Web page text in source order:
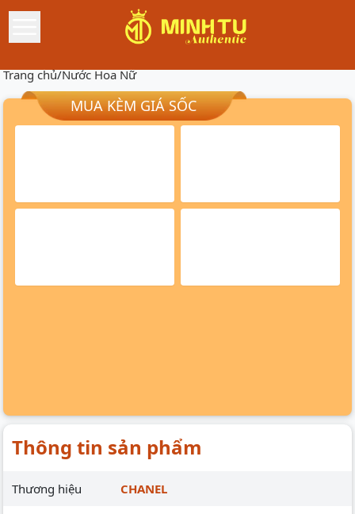
Trang chủ/Nước Hoa Nữ
MUA KÈM GIÁ SỐC
Thông tin sản phẩm
Thương hiệu CHANEL